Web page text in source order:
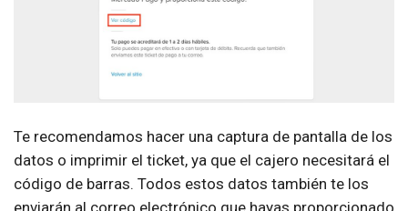
Te recomendamos hacer una captura de pantalla de los
datos o imprimir el ticket, ya que el cajero necesitará el
código de barras. Todos estos datos también te los
enviarán al correo electrónico que hayas proporcionado